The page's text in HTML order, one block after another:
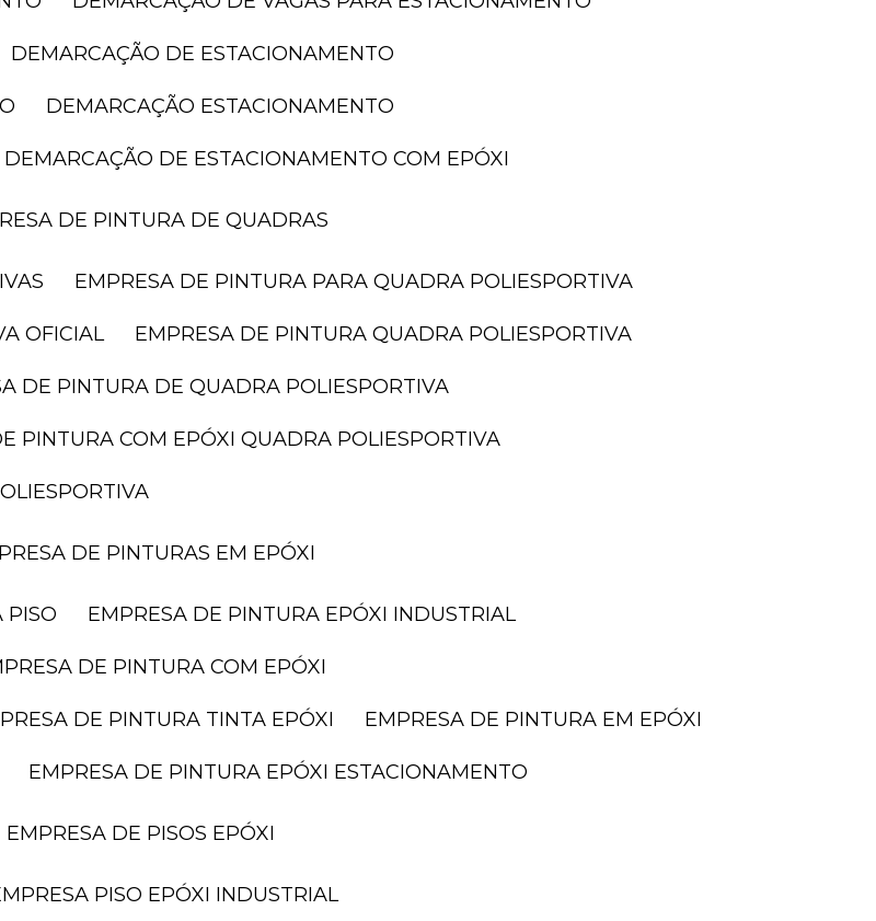
DEMARCAÇÃO DE ESTACIONAMENTO
DEMARCAÇÃO ESTACIONAMENTO
DEMARCAÇÃO DE ESTACIONAMENTO COM EPÓXI
DE PINTURA DE QUADRAS
EMPRESA DE PINTURA PARA QUADRA POLIESPORTIVA
OFICIAL EMPRESA DE PINTURA QUADRA POLIESPORTIVA
DE PINTURA DE QUADRA POLIESPORTIVA
PINTURA COM EPÓXI QUADRA POLIESPORTIVA
DE PINTURAS EM EPÓXI
PISO EMPRESA DE PINTURA EPÓXI INDUSTRIAL
DE PINTURA COM EPÓXI
DE PINTURA TINTA EPÓXI EMPRESA DE PINTURA EM EPÓXI
EMPRESA DE PINTURA EPÓXI ESTACIONAMENTO
EMPRESA DE PISOS EPÓXI
EMPRESA PISO EPÓXI INDUSTRIAL